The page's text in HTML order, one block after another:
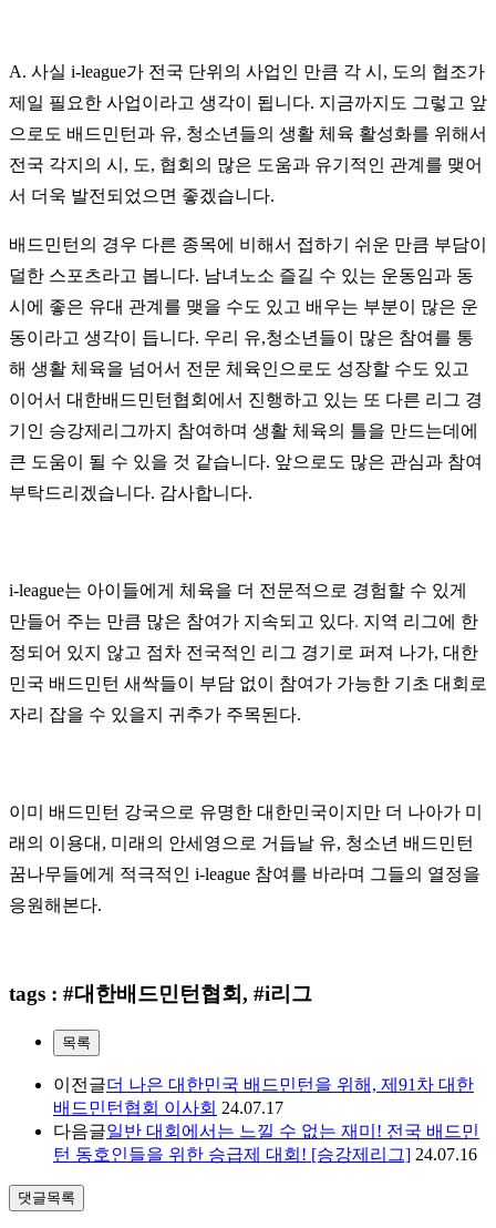
A. 사실 i-league가 전국 단위의 사업인 만큼 각 시, 도의 협조가
제일 필요한 사업이라고 생각이 됩니다. 지금까지도 그렇고 앞
으로도 배드민턴과 유, 청소년들의 생활 체육 활성화를 위해서
전국 각지의 시, 도, 협회의 많은 도움과 유기적인 관계를 맺어
서 더욱 발전되었으면 좋겠습니다.
배드민턴의 경우 다른 종목에 비해서 접하기 쉬운 만큼 부담이
덜한 스포츠라고 봅니다. 남녀노소 즐길 수 있는 운동임과 동
시에 좋은 유대 관계를 맺을 수도 있고 배우는 부분이 많은 운
동이라고 생각이 듭니다. 우리 유,청소년들이 많은 참여를 통
해 생활 체육을 넘어서 전문 체육인으로도 성장할 수도 있고
이어서 대한배드민턴협회에서 진행하고 있는 또 다른 리그 경
기인 승강제리그까지 참여하며 생활 체육의 틀을 만드는데에
큰 도움이 될 수 있을 것 같습니다. 앞으로도 많은 관심과 참여
부탁드리겠습니다. 감사합니다.
i-league는 아이들에게 체육을 더 전문적으로 경험할 수 있게
만들어 주는 만큼 많은 참여가 지속되고 있다. 지역 리그에 한
정되어 있지 않고 점차 전국적인 리그 경기로 퍼져 나가, 대한
민국 배드민턴 새싹들이 부담 없이 참여가 가능한 기초 대회로
자리 잡을 수 있을지 귀추가 주목된다.
이미 배드민턴 강국으로 유명한 대한민국이지만 더 나아가 미
래의 이용대, 미래의 안세영으로 거듭날 유, 청소년 배드민턴
꿈나무들에게 적극적인 i-league 참여를 바라며 그들의 열정을
응원해본다.
tags : #대한배드민턴협회, #i리그
목록
이전글더 나은 대한민국 배드민턴을 위해, 제91차 대한
배드민턴협회 이사회 24.07.17
다음글일반 대회에서는 느낄 수 없는 재미! 전국 배드민
턴 동호인들을 위한 승급제 대회! [승강제리그] 24.07.16
댓글목록